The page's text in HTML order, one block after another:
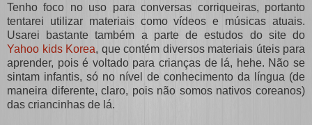
Tenho foco no uso para conversas corriqueiras, portanto
tentarei utilizar materiais como vídeos e músicas atuais.
Usarei bastante também a parte de estudos do site do
Yahoo kids Korea, que contém diversos materiais úteis para
aprender, pois é voltado para crianças de lá, hehe. Não se
sintam infantis, só no nível de conhecimento da língua (de
maneira diferente, claro, pois não somos nativos coreanos)
das criancinhas de lá.